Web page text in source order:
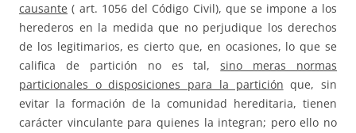
causante ( art. 1056 del Código Civil), que se impone a los
herederos en la medida que no perjudique los derechos
de los legitimarios, es cierto que, en ocasiones, lo que se
califica de partición no es tal,sino meras normas
particionales o disposiciones para la partición que, sin
evitar la formación de la comunidad hereditaria, tienen
carácter vinculante para quienes la integran; pero ello no